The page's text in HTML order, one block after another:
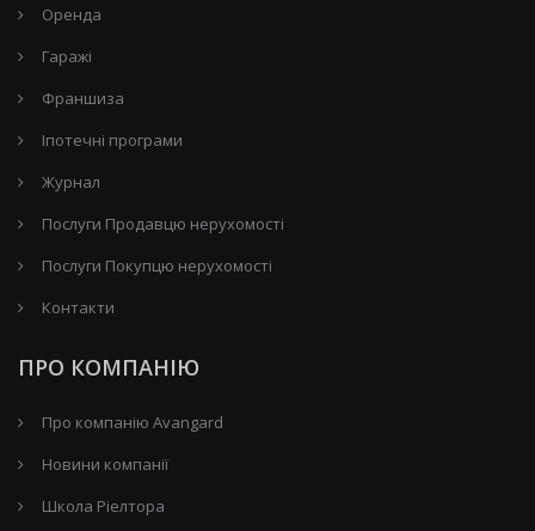
Оренда
Гаражі
Франшиза
Іпотечні програми
Журнал
Послуги Продавцю нерухомості
Послуги Покупцю нерухомості
Контакти
ПРО КОМПАНІЮ
Про компанію Avangard
Новини компанії
Школа Ріелтора